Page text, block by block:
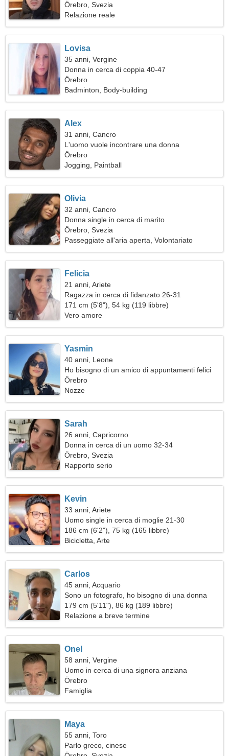
Örebro, Svezia
Relazione reale
Lovisa
35 anni, Vergine
Donna in cerca di coppia 40-47
Örebro
Badminton, Body-building
Alex
31 anni, Cancro
L'uomo vuole incontrare una donna
Örebro
Jogging, Paintball
Olivia
32 anni, Cancro
Donna single in cerca di marito
Örebro, Svezia
Passeggiate all'aria aperta, Volontariato
Felicia
21 anni, Ariete
Ragazza in cerca di fidanzato 26-31
171 cm (5'8"), 54 kg (119 libbre)
Vero amore
Yasmin
40 anni, Leone
Ho bisogno di un amico di appuntamenti felici
Örebro
Nozze
Sarah
26 anni, Capricorno
Donna in cerca di un uomo 32-34
Örebro, Svezia
Rapporto serio
Kevin
33 anni, Ariete
Uomo single in cerca di moglie 21-30
186 cm (6'2"), 75 kg (165 libbre)
Bicicletta, Arte
Carlos
45 anni, Acquario
Sono un fotografo, ho bisogno di una donna
fantastica
179 cm (5'11"), 86 kg (189 libbre)
Relazione a breve termine
Onel
58 anni, Vergine
Uomo in cerca di una signora anziana
Örebro
Famiglia
Maya
55 anni, Toro
Parlo greco, cinese